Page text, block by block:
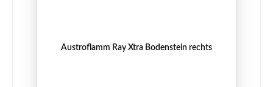
Austroflamm Ray Xtra Bodenstein rechts